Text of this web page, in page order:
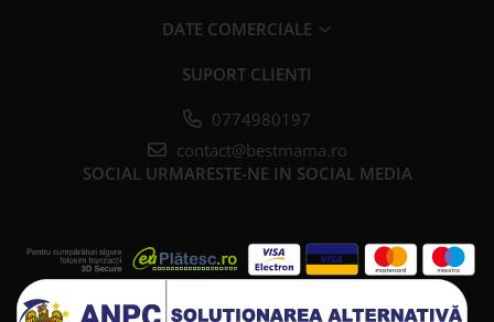
DATE COMERCIALE
SUPORT CLIENTI
0774980197
contact@bestmama.ro
SOCIAL URMARESTE-NE IN SOCIAL MEDIA